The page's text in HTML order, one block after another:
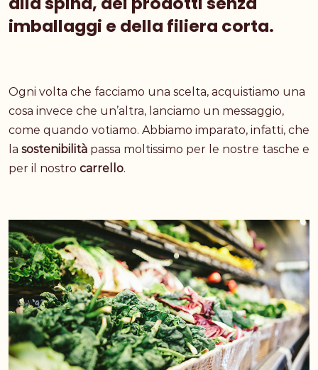
imballaggi e della filiera corta.
Ogni volta che facciamo una scelta, acquistiamo una
cosa invece che un’altra, lanciamo un messaggio,
come quando votiamo. Abbiamo imparato, infatti, che
la sostenibilità passa moltissimo per le nostre tasche e
per il nostro carrello.